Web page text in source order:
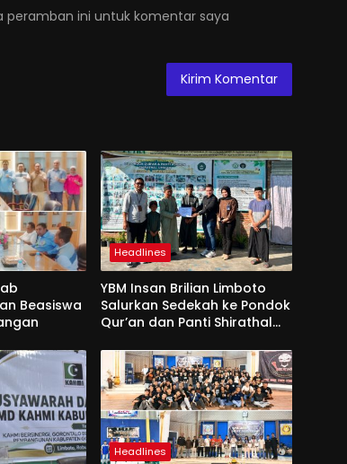
peramban ini untuk komentar saya
Beasiswa
Headlines
YBM Insan Brilian Limboto
Salurkan Sedekah ke Pondok
Qur’an dan Panti Shirathal
Headlines